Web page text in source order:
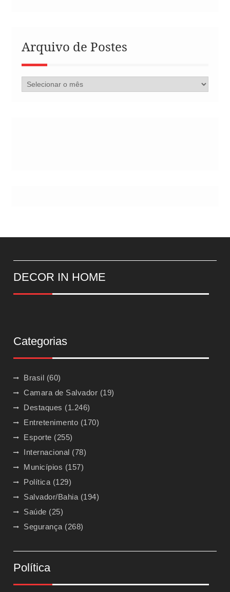
Arquivo de Postes
Arquivo
de
DECOR IN HOME
Categorias
Brasil (60)
Camara de Salvador (19)
Destaques (1.246)
Entretenimento (170)
Esporte (255)
Internacional (78)
Municípios (157)
Política (129)
Salvador/Bahia (194)
Saúde (25)
Segurança (268)
Política